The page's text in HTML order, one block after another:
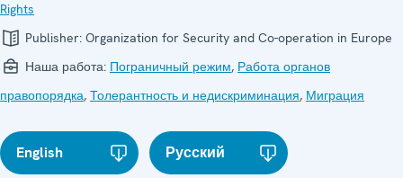
Rights
Publisher: Organization for Security and Co-operation in Europe
Наша работа: Пограничный режим, Работа органов
правопорядка, Толерантность и недискриминация, Миграция
English Русский